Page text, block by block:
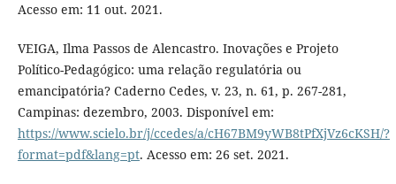
Acesso em: 11 out. 2021.
VEIGA, Ilma Passos de Alencastro. Inovações e Projeto
Político-Pedagógico: uma relação regulatória ou
emancipatória? Caderno Cedes, v. 23, n. 61, p. 267-281,
Campinas: dezembro, 2003. Disponível em:
https://www.scielo.br/j/ccedes/a/cH67BM9yWB8tPfXjVz6cKSH/?
format=pdf&lang=pt. Acesso em: 26 set. 2021.